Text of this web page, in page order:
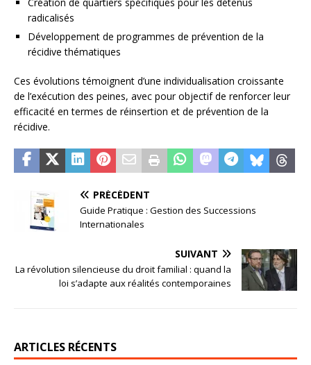
radicalisés
Développement de programmes de prévention de la
récidive thématiques
Ces évolutions témoignent d’une individualisation croissante
de l’exécution des peines, avec pour objectif de renforcer leur
efficacité en termes de réinsertion et de prévention de la
récidive.
PRÉCÉDENT
Guide Pratique : Gestion des Successions
Internationales
SUIVANT
La révolution silencieuse du droit familial : quand la
loi s’adapte aux réalités contemporaines
ARTICLES RÉCENTS